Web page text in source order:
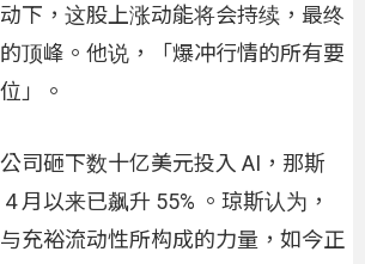
下，这股上涨动能将会持续，最终
顶峰。他说，「爆冲行情的所有要
」。
司砸下数十亿美元投入 AI，那斯
月以来已飙升 55% 。琼斯认为，
充裕流动性所构成的力量，如今正